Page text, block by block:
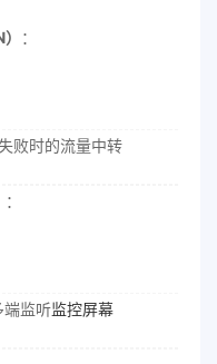
：
败时的流量中转
：
端监听监控屏幕